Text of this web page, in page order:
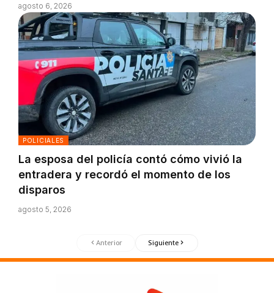
agosto 6, 2026
POLICIALES
La esposa del policía contó cómo vivió la
entradera y recordó el momento de los
disparos
agosto 5, 2026
Anterior Siguiente